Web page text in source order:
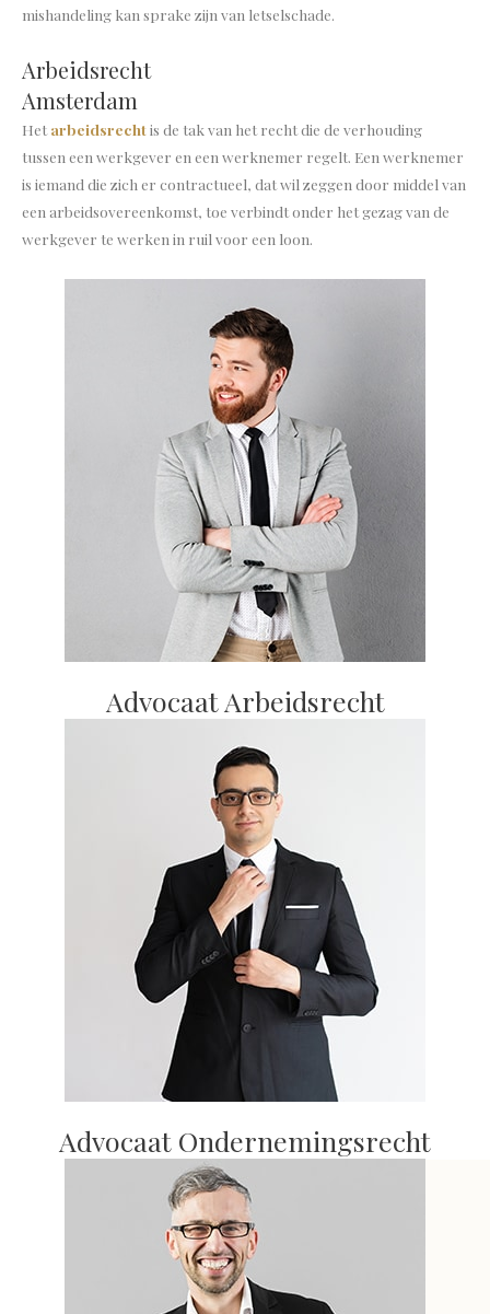
mishandeling kan sprake zijn van letselschade.
Arbeidsrecht
Amsterdam
Hetarbeidsrechtis de tak van het recht die de verhouding
tussen een werkgever en een werknemer regelt. Een werknemer
is iemand die zich er contractueel, dat wil zeggen door middel van
een arbeidsovereenkomst, toe verbindt onder het gezag van de
werkgever te werken in ruil voor een loon.
Advocaat Arbeidsrecht
Advocaat Ondernemingsrecht